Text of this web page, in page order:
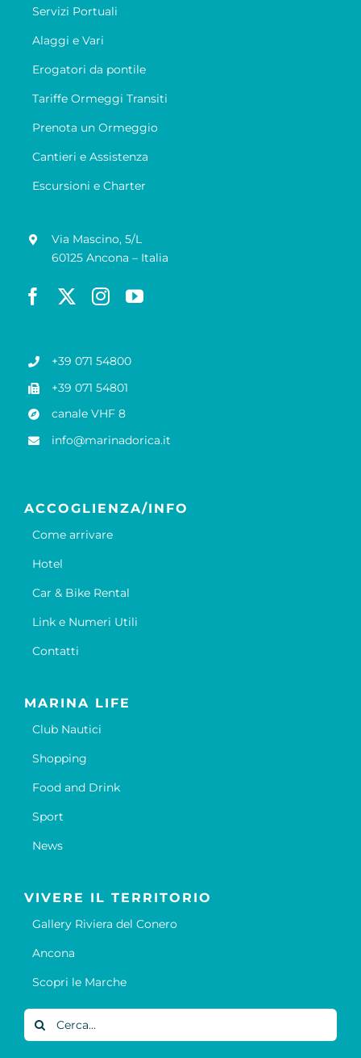
Servizi Portuali
Alaggi e Vari
Erogatori da pontile
Tariffe Ormeggi Transiti
Prenota un Ormeggio
Cantieri e Assistenza
Escursioni e Charter
Via Mascino, 5/L
60125 Ancona – Italia
+39 071 54800
+39 071 54801
canale VHF 8
info@marinadorica.it
ACCOGLIENZA/INFO
Come arrivare
Hotel
Car & Bike Rental
Link e Numeri Utili
Contatti
MARINA LIFE
Club Nautici
Shopping
Food and Drink
Sport
News
VIVERE IL TERRITORIO
Gallery Riviera del Conero
Ancona
Scopri le Marche
Cerca
per: